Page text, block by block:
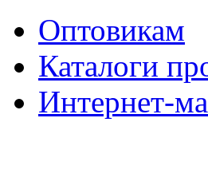
Оптовикам
Каталоги
Интернет-